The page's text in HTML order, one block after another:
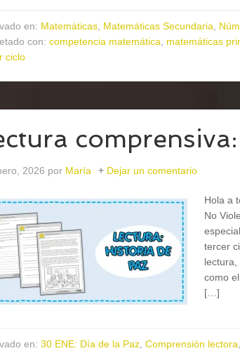
en: Matemáticas Matemáticas Secundaria
con: competencia matemática matemáticas
ciclo
2026 por María Dejar un comentario
Hola a
No
tercer
como
[…]
en: 30 ENE: Día de la Paz Comprensión lectora